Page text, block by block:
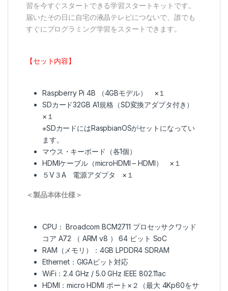
習を今すぐスタートできる学習スタートキットです。
届いたその日に自宅の液晶テレビにつないで、誰でも
すぐにプログラミング学習をスタートできます。
【セット内容】
Raspberry Pi 4B （4GBモデル） ×１
SDカード32GB A1規格（SD変換アダプタ付き）
×１
※SDカードにはRaspbianOSがセットになってい
ます。
マウス・キーボード（各1個）
HDMIケーブル（microHDMI – HDMI） ×１
５V３A 電源アダプタ ×１
＜製品本体仕様＞
CPU： Broadcom BCM2711 プロセッサクワッド
コア A72 （ ARM v8 ） 64 ビット SoC
RAM（メモリ）：4GB LPDDR4 SDRAM
Ethernet：GIGAビット対応
WiFi：2.4 GHz / 5.0 GHz IEEE 802.11ac
HDMI：micro HDMI ポート×２（最大 4Kp60をサ